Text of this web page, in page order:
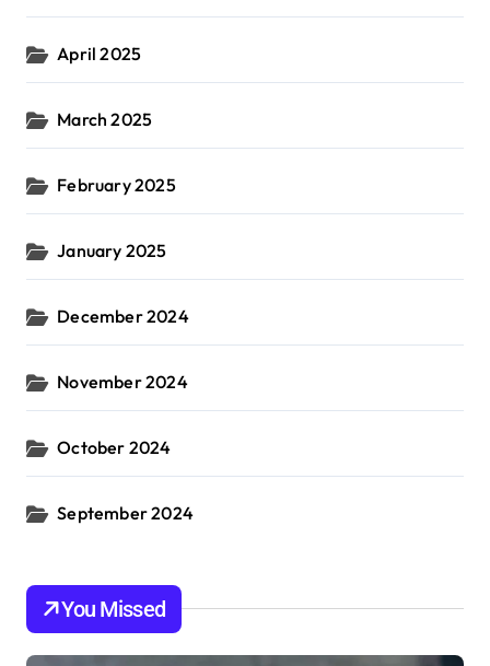
April 2025
March 2025
February 2025
January 2025
December 2024
November 2024
October 2024
September 2024
You Missed